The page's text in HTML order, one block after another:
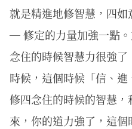
就是精進地修智慧，四
─ 修定的力量加強一點
念住的時候智慧力很強
時候，這個時候「信、進
修四念住的時候的智慧
來，你的道力強了，這個